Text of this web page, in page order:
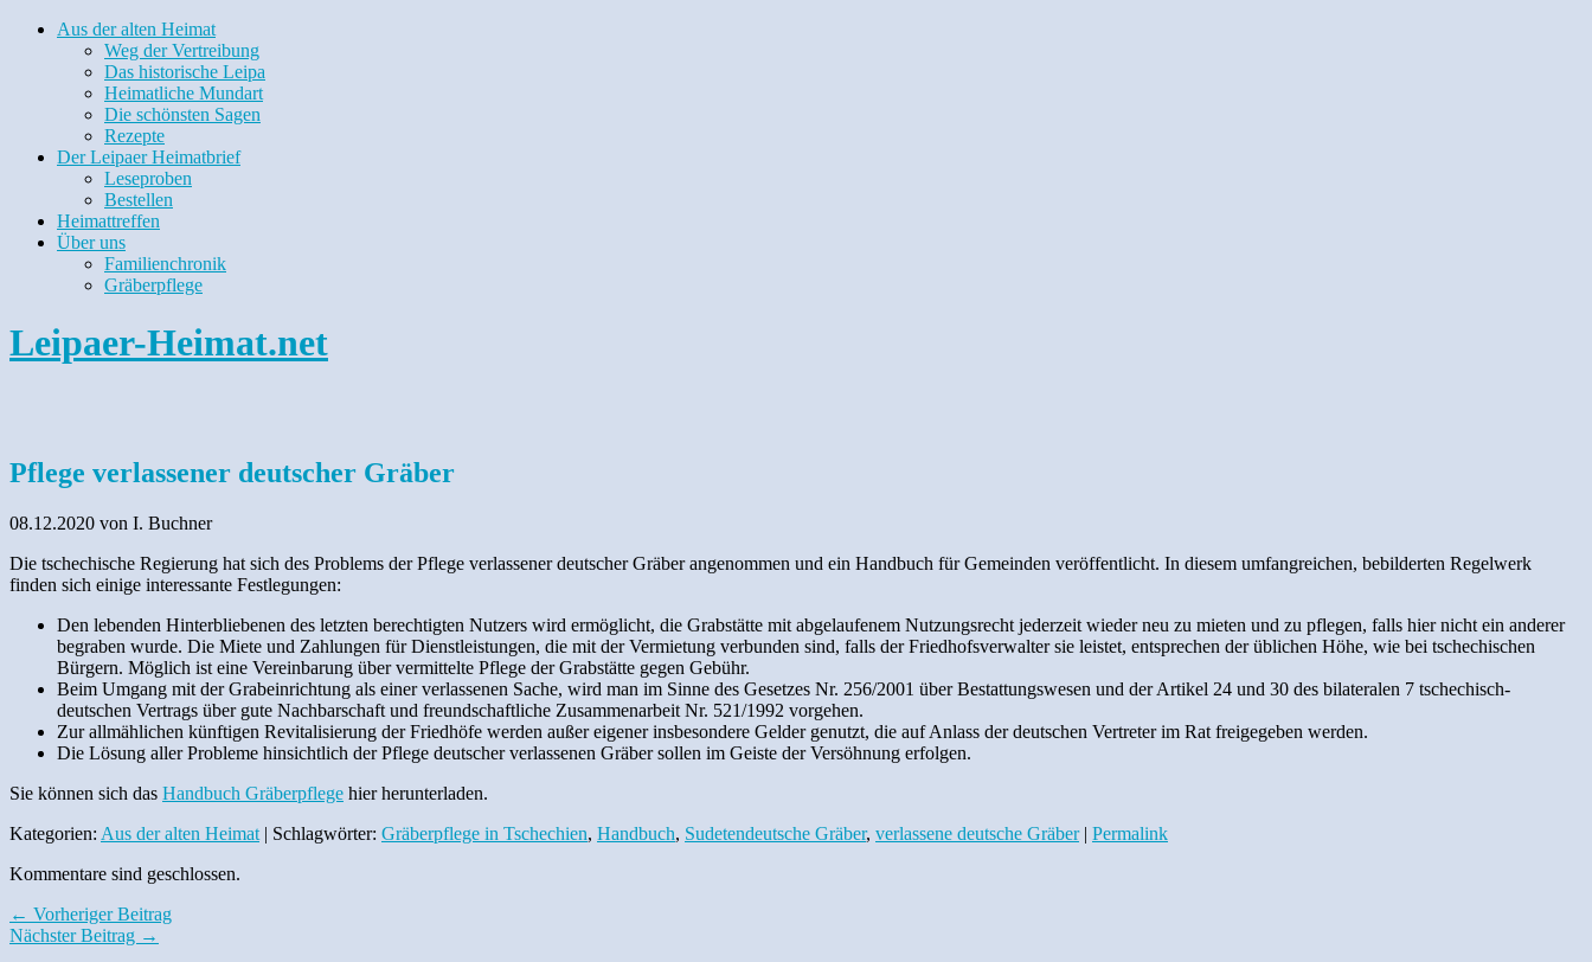
Aus der alten Heimat
Weg der Vertreibung
Das historische Leipa
Heimatliche Mundart
Die schönsten Sagen
Rezepte
Der Leipaer Heimatbrief
Leseproben
Bestellen
Heimattreffen
Über uns
Familienchronik
Gräberpflege
Leipaer-Heimat.net
Pflege verlassener deutscher Gräber
08.12.2020 von I. Buchner
Die tschechische Regierung hat sich des Problems der Pflege verlassener deutscher Gräber angenommen und ein Handbuch für Gemeinden veröffentlicht. In diesem umfangreichen, bebilderten Regelwerk
finden sich einige interessante Festlegungen:
Den lebenden Hinterbliebenen des letzten berechtigten Nutzers wird ermöglicht, die Grabstätte mit abgelaufenem Nutzungsrecht jederzeit wieder neu zu mieten und zu pflegen, falls hier nicht ein anderer
begraben wurde. Die Miete und Zahlungen für Dienstleistungen, die mit der Vermietung verbunden sind, falls der Friedhofsverwalter sie leistet, entsprechen der üblichen Höhe, wie bei tschechischen
Bürgern. Möglich ist eine Vereinbarung über vermittelte Pflege der Grabstätte gegen Gebühr.
Beim Umgang mit der Grabeinrichtung als einer verlassenen Sache, wird man im Sinne des Gesetzes Nr. 256/2001 über Bestattungswesen und der Artikel 24 und 30 des bilateralen 7 tschechisch-
deutschen Vertrags über gute Nachbarschaft und freundschaftliche Zusammenarbeit Nr. 521/1992 vorgehen.
Zur allmählichen künftigen Revitalisierung der Friedhöfe werden außer eigener insbesondere Gelder genutzt, die auf Anlass der deutschen Vertreter im Rat freigegeben werden.
Die Lösung aller Probleme hinsichtlich der Pflege deutscher verlassenen Gräber sollen im Geiste der Versöhnung erfolgen.
Sie können sich das Handbuch Gräberpflege hier herunterladen.
Kategorien: Aus der alten Heimat | Schlagwörter: Gräberpflege in Tschechien, Handbuch, Sudetendeutsche Gräber, verlassene deutsche Gräber| Permalink
Kommentare sind geschlossen.
← Vorheriger Beitrag
Nächster Beitrag →